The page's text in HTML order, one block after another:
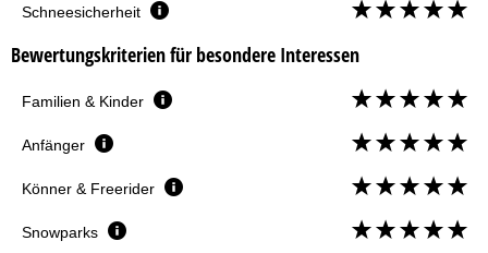
Schneesicherheit
Bewertungskriterien für besondere Interessen
Familien & Kinder
Anfänger
Könner & Freerider
Snowparks